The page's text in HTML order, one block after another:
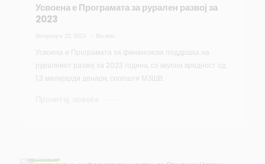
Усвоена е Програмата за рурален развој за
2023
Февруари 22, 2023 Вести
Усвоена е Програмата за финансиска поддршка на
руралниот развој за 2023 година, со вкупна вредност од
1,3 милијарди денари, соопшти МЗШВ.
Прочитај повеќе
ВЕСТИ